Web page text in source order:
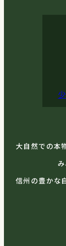
大自然での本
信州の豊かな